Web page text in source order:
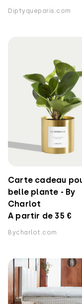
Diptyqueparis.com
Carte cadeau
belle plante - By
Charlot
A partir de 35 €
Bycharlot.com